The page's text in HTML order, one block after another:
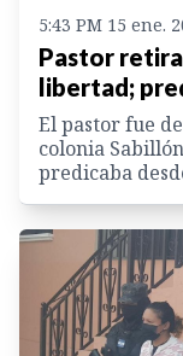
5:43 PM 15 ene.
Pastor
libertad;
El pastor fue
colonia
predicaba